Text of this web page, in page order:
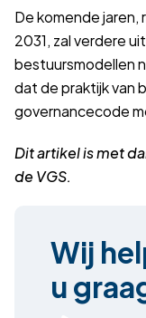
De komende jaren,
2031, zal verdere
bestuursmodellen
dat de praktijk van
governancecode
Dit artikel is met
de VGS.
Wij
u